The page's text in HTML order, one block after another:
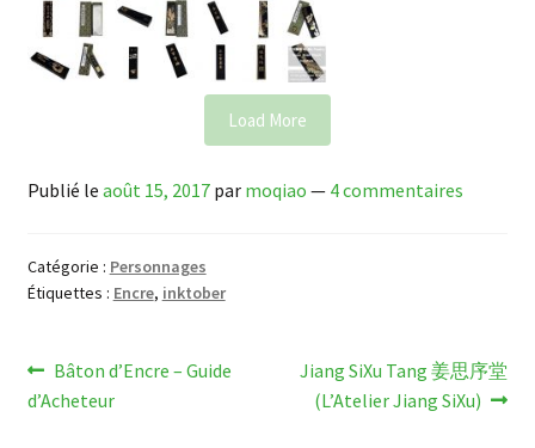
Load More
Publié le août 15, 2017 par moqiao — 4 commentaires
Catégorie : Personnages
Étiquettes : Encre, inktober
Navigation
de
Article
précédent :
Bâton d’Encre – Guide
d’Acheteur
Article
suivant :
Jiang SiXu Tang 姜思序堂
(L’Atelier Jiang SiXu)